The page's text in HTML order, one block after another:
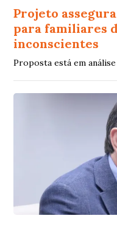
Projeto
para familiares
inconscientes
Proposta está em